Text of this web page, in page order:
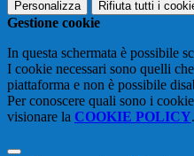
Personalizza Rifiuta tutti i
Gestione cookie
In questa schermata è possibile
I cookie necessari sono quelli
piattaforma e non è possibile
Per conoscere quali sono i
visionare la COOKIE POLICY.